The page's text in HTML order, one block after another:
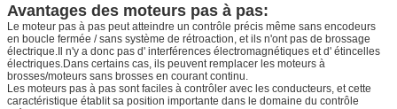
Avantages des moteurs pas à pas:
Le moteur pas à pas peut atteindre un contrôle précis même sans encodeurs
en boucle fermée / sans système de rétroaction, et ils n'ont pas de brossage
électrique.Il n'y a donc pas d' interférences électromagnétiques et d' étincelles
électriques.Dans certains cas, ils peuvent remplacer les moteurs à
brosses/moteurs sans brosses en courant continu.
Les moteurs pas à pas sont faciles à contrôler avec les conducteurs, et cette
caractéristique établit sa position importante dans le domaine du contrôle